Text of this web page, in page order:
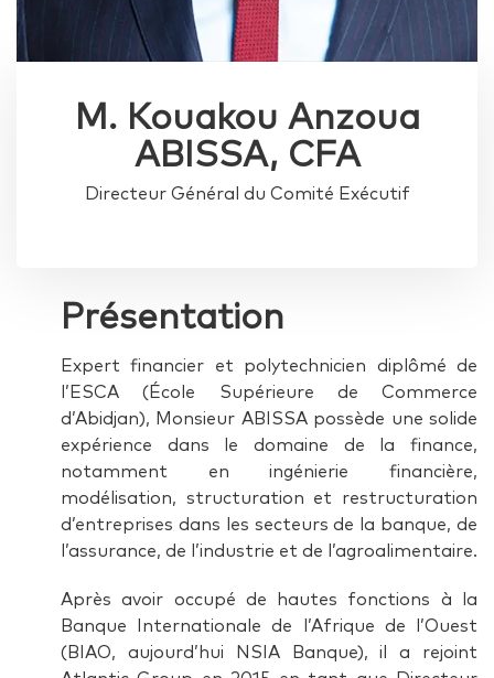
M. Kouakou Anzoua
ABISSA, CFA
Directeur Général du Comité Exécutif
Présentation
Expert financier et polytechnicien diplômé de
l’ESCA (École Supérieure de Commerce
d’Abidjan), Monsieur ABISSA possède une solide
expérience dans le domaine de la finance,
notamment en ingénierie financière,
modélisation, structuration et restructuration
d’entreprises dans les secteurs de la banque, de
l’assurance, de l’industrie et de l’agroalimentaire.
Après avoir occupé de hautes fonctions à la
Banque Internationale de l’Afrique de l’Ouest
(BIAO, aujourd’hui NSIA Banque), il a rejoint